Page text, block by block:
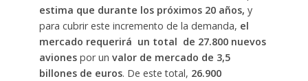
estima que durante los próximos 20 años, y
para cubrir este incremento de la demanda, el
mercado requerirá un total de 27.800 nuevos
avionespor un valor de mercado de 3,5
billones de euros. De este total, 26.900